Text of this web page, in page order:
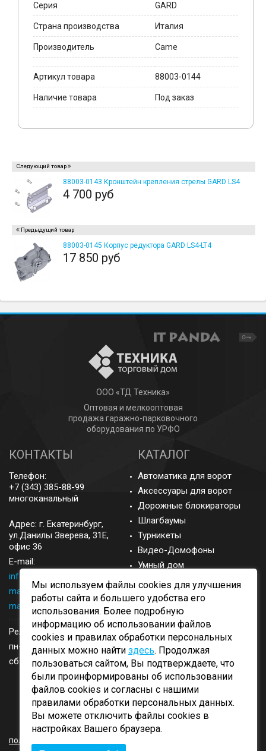
Серия GARD
Страна производства Италия
Производитель Came
Артикул товара 88003-0144
Наличие товара Под заказ
Следующий товар
88003-0143 Кронштейн крепления стрелы GARD LS4
4 700 руб
Предыдущий товар
88003-0145 Корпус редуктора GARD LS4-LT4
17 850 руб
ООО «ТД Техника»
Оптовая и мелкооптовая
продажа гаражно-парковочного
оборудования по УРФО
КОНТАКТЫ
Телефон:
+7 (343) 385-88-99
многоканальный
Адрес: г. Екатеринбург,
ул.Данилы Зверева, 31Е,
офис 36
E-mail:
info@came-ekb.ru
manager@came-ekb.ru,
manager2@came-ekb.ru,
https://tt.me/came-ekb
Режим работы:
пн-пт: с 8:00-17:00
сб-вск: выходные
КАТАЛОГ
Автоматика для ворот
Аксессуары для ворот
Дорожные блокираторы
Шлагбаумы
Турникеты
Видео-Домофоны
Умный дом
Запасные части
Аксессуары
ОБРАТНЫЙ ЗВОНОК
Мы используем файлы cookies для улучшения
работы сайта и большего удобства его
использования. Более подробную
информацию об использовании файлов
cookies и правилах обработки персональных
данных можно найти здесь. Продолжая
пользоваться сайтом, Вы подтверждаете, что
были проинформированы об использовании
файлов cookies и согласны с нашими
правилами обработки персональных данных.
Вы можете отключить файлы cookies в
настройках Вашего браузера.
политика конфиденциальности